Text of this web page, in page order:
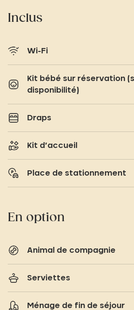
Inclus
Wi-Fi
Kit bébé sur réservation
disponibilité)
Draps
Kit d’accueil
Place de stationnement
En option
Animal de compagnie
Serviettes
Ménage de fin de séjour